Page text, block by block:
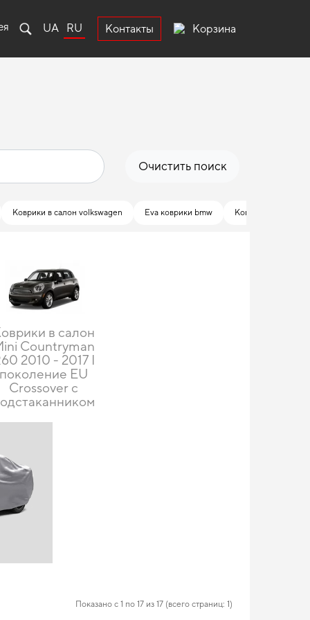
UA RU Контакты Корзина
Очистить поиск
Коврики в салон volkswagen Eva коврики bmw Коврики в салоне
в салон
Countryman
2010 - 2017 I
поколение EU
Crossover с
Показано с 1 по 17 из 17 (всего страниц: 1)